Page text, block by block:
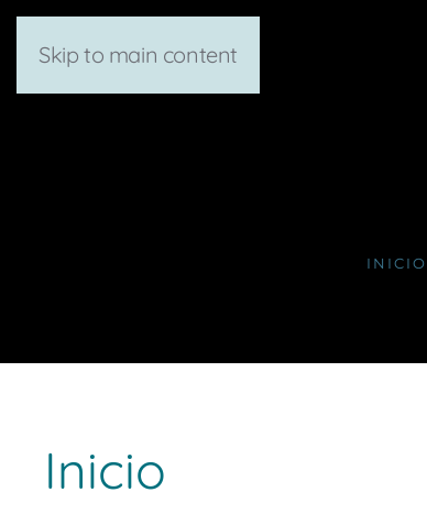
Skip to main content
INICIO
Inicio